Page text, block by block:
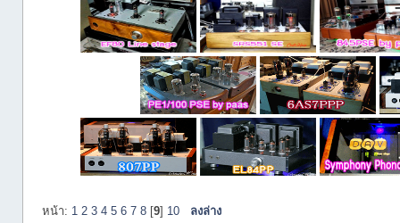
หน้า: 1 2 3 4 5 6 7 8 [9] 10 ลงล่าง